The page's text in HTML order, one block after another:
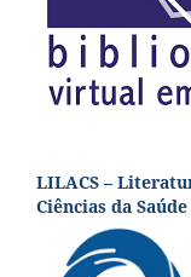
LILACS –
Ciências da Saúde